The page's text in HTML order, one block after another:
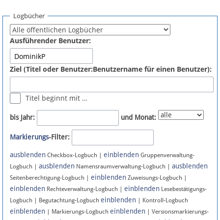
Fördermitglied werden
Fehler melden
Newsletter
Bluesky
Facebook
Instagram
Anmelden
Logbücher
Ausführender Benutzer:
Ziel (Titel oder Benutzer:Benutzername für einen Benutzer):
Titel beginnt mit …
bis Jahr: und Monat:
Markierungs-Filter:
ausblenden Checkbox-Logbuch | einblenden Gruppenverwaltung-
Logbuch | ausblenden Namensraumverwaltung-Logbuch | ausblenden
Seitenberechtigung-Logbuch | einblenden Zuweisungs-Logbuch |
einblenden Rechteverwaltung-Logbuch | einblenden Lesebestätigungs-
Logbuch | Begutachtung-Logbuch einblenden | Kontroll-Logbuch
einblenden | Markierungs-Logbuch einblenden | Versionsmarkierungs-